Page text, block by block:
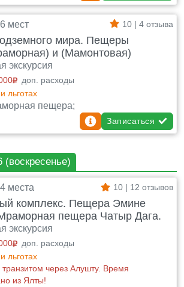
мест 10 | 4 отзыва
мира. Пещеры
и (Мамонтовая)
экскурсия
доп. расходы
льготах
пещера;
Записаться
(воскресенье)
места 10 | 12 отзывов
комплекс. Пещера Эмине
пещера Чатыр Дага.
экскурсия
доп. расходы
льготах
транзитом через Алушту. Время
из Ялты!